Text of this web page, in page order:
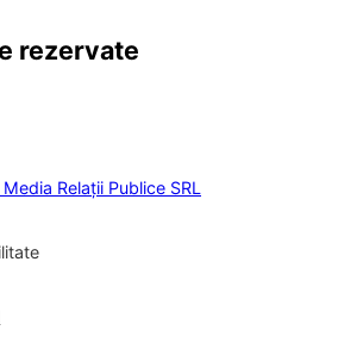
rezervate
Media Relații Publice SRL